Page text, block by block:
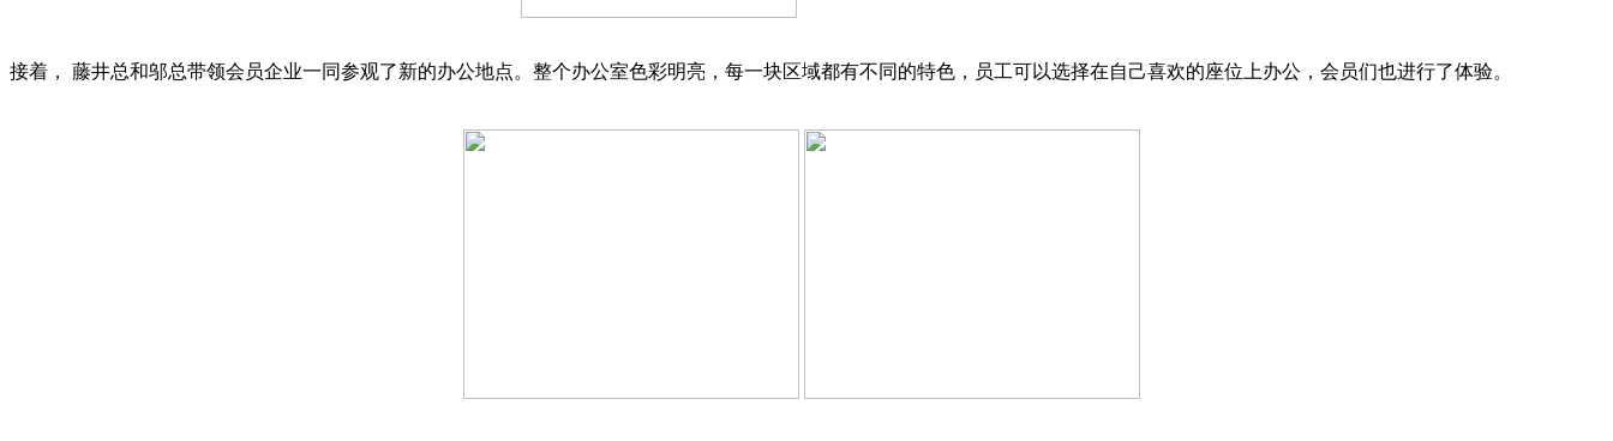
接着， 藤井总和邬总带领会员企业一同参观了新的办公地点。整个办公室色彩明亮，每一块区域都有不同的特色，员工可以选择在自己喜欢的座位上办公，会员们也进行了体验。